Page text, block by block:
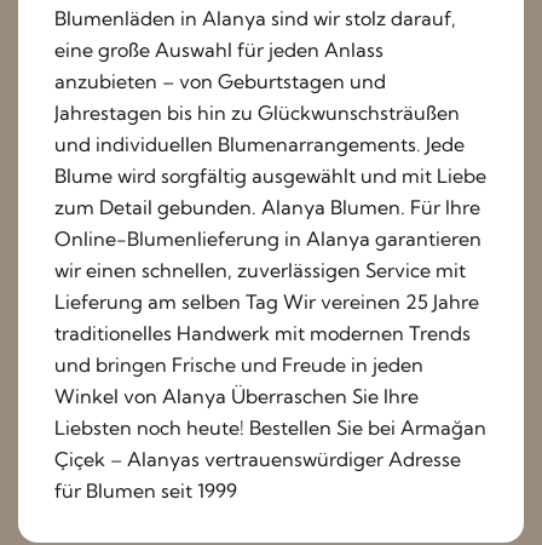
Blumenläden in Alanya sind wir stolz darauf,
eine große Auswahl für jeden Anlass
anzubieten – von Geburtstagen und
Jahrestagen bis hin zu Glückwunschsträußen
und individuellen Blumenarrangements. Jede
Blume wird sorgfältig ausgewählt und mit Liebe
zum Detail gebunden. Alanya Blumen. Für Ihre
Online-Blumenlieferung in Alanya garantieren
wir einen schnellen, zuverlässigen Service mit
Lieferung am selben Tag Wir vereinen 25 Jahre
traditionelles Handwerk mit modernen Trends
und bringen Frische und Freude in jeden
Winkel von Alanya Überraschen Sie Ihre
Liebsten noch heute! Bestellen Sie bei Armağan
Çiçek – Alanyas vertrauenswürdiger Adresse
für Blumen seit 1999